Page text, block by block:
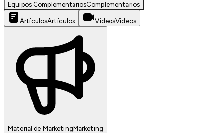
Equipos ComplementariosComplementarios
ArtículosArtículos VideosVideos
Material de MarketingMarketing